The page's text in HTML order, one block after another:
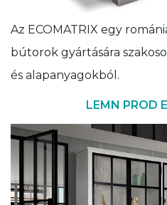
Az ECOMATRIX egy
bútorok gyártására
és alapanyagokból.
LEMN PROD